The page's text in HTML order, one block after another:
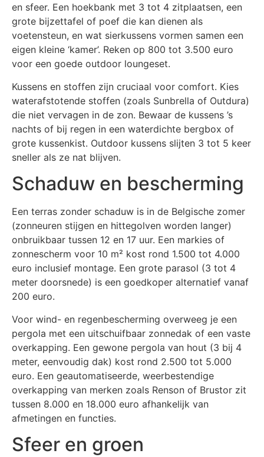
en sfeer. Een hoekbank met 3 tot 4 zitplaatsen, een
grote bijzettafel of poef die kan dienen als
voetensteun, en wat sierkussens vormen samen een
eigen kleine ‘kamer’. Reken op 800 tot 3.500 euro
voor een goede outdoor loungeset.
Kussens en stoffen zijn cruciaal voor comfort. Kies
waterafstotende stoffen (zoals Sunbrella of Outdura)
die niet vervagen in de zon. Bewaar de kussens ’s
nachts of bij regen in een waterdichte bergbox of
grote kussenkist. Outdoor kussens slijten 3 tot 5 keer
sneller als ze nat blijven.
Schaduw en bescherming
Een terras zonder schaduw is in de Belgische zomer
(zonneuren stijgen en hittegolven worden langer)
onbruikbaar tussen 12 en 17 uur. Een markies of
zonnescherm voor 10 m² kost rond 1.500 tot 4.000
euro inclusief montage. Een grote parasol (3 tot 4
meter doorsnede) is een goedkoper alternatief vanaf
200 euro.
Voor wind- en regenbescherming overweeg je een
pergola met een uitschuifbaar zonnedak of een vaste
overkapping. Een gewone pergola van hout (3 bij 4
meter, eenvoudig dak) kost rond 2.500 tot 5.000
euro. Een geautomatiseerde, weerbestendige
overkapping van merken zoals Renson of Brustor zit
tussen 8.000 en 18.000 euro afhankelijk van
afmetingen en functies.
Sfeer en groen